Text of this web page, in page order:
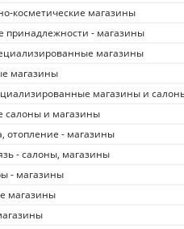
косметические магазины
принадлежности - магазины
магазины
магазины
магазины и
салоны и магазины
отопление - магазины
- салоны, магазины
- магазины
магазины